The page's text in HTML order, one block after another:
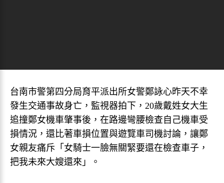
台南市警第四分局育平派出所女警鄭詠心昨天不幸
發生交通事故身亡，監視器拍下，20歲戴姓女大生
追撞鄭女機車肇事後，在路邊彎腰檢查自己機車受
損情況，還比著車損位置與遊覽車司機討論，讓鄭
女親友痛斥「女騎士一臉無關緊要還在檢查車子，
把我未來大嫂還來」。